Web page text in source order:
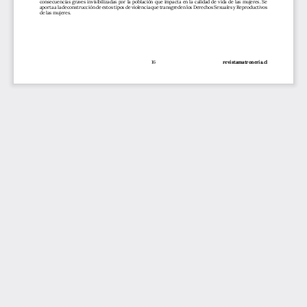
revistamatroneria.cl
16
aporta a la deconstrucción de estos tipos de violencia que transgreden los Derechos Sexuales y Reproductivos
de las mujeres.